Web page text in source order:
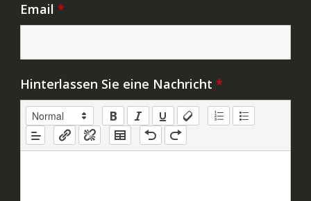
Email *
Hinterlassen Sie eine Nachricht *